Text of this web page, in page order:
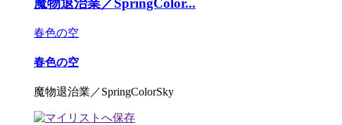
魔物退治業／SpringColor...
春色の空
春色の空
魔物退治業／SpringColorSky